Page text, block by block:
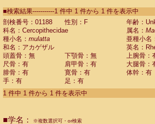
CebidaeSaguinus labiatus(0)
Cebidae Saguinus leucopus (0)
CebidaeSaguinus midas
Cebidae
CebidaeSaguinus nigricollis (1)
Cebidae Saguinus oedipus
Cebidae Saguinus weddelli
Cebidae Saguinusspp.
Cebidae Aotus trivirgatus
Cebidae Cebus albifrons
CebidaeCebus nigrivittatus
■検索結果-----------1 件中 1 件から 1 件を表示中
剖検番号：01188
性別：F
年齢：
科名：Cercopithecidae
属名：
種小名： mulatta
亜種小名
和名：アカゲザル
英名：
頭蓋骨：無
下顎骨：無
上腕骨：
尺骨：有
肩甲骨：有
大腿骨：
腓骨：有
寛骨：有
体幹：有
手：有
足：有
1 件中 1 件から 1 件を表示中
■学名： ※複数選択可・or検索